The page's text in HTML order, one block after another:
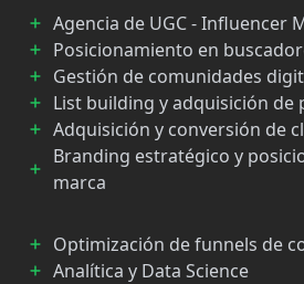
Agencia de UGC - Influencer
Posicionamiento en
Gestión de comunidades
List building y adquisición de
Adquisición y conversión de
Branding estratégico y
marca
Optimización de funnels de
Analítica y Data Science